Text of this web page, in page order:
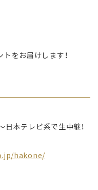
をお届けします！
日本テレビ系で生中継！
hakone/